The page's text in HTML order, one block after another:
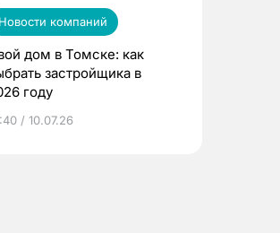
Новости компаний
дом в Томске: как
застройщика в
году
/ 10.07.26